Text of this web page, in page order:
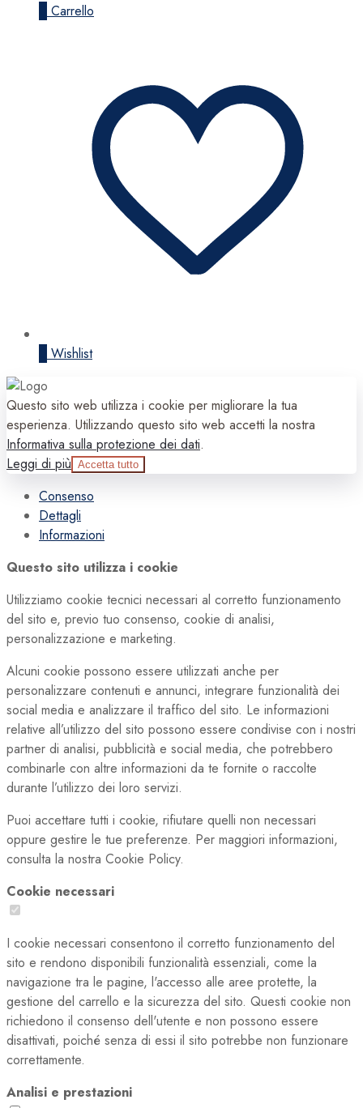
Carrello
Wishlist
Questo sito web utilizza i cookie per migliorare la tua
esperienza. Utilizzando questo sito web accetti la nostra
Informativa sulla protezione dei dati.
Leggi di più Accetta tutto
Consenso
Dettagli
Informazioni
Questo sito utilizza i cookie
Utilizziamo cookie tecnici necessari al corretto funzionamento
del sito e, previo tuo consenso, cookie di analisi,
personalizzazione e marketing.
Alcuni cookie possono essere utilizzati anche per
personalizzare contenuti e annunci, integrare funzionalità dei
social media e analizzare il traffico del sito. Le informazioni
relative all’utilizzo del sito possono essere condivise con i nostri
partner di analisi, pubblicità e social media, che potrebbero
combinarle con altre informazioni da te fornite o raccolte
durante l’utilizzo dei loro servizi.
Puoi accettare tutti i cookie, rifiutare quelli non necessari
oppure gestire le tue preferenze. Per maggiori informazioni,
consulta la nostra Cookie Policy.
Cookie necessari
I cookie necessari consentono il corretto funzionamento del
sito e rendono disponibili funzionalità essenziali, come la
navigazione tra le pagine, l'accesso alle aree protette, la
gestione del carrello e la sicurezza del sito. Questi cookie non
richiedono il consenso dell'utente e non possono essere
disattivati, poiché senza di essi il sito potrebbe non funzionare
correttamente.
Analisi e prestazioni